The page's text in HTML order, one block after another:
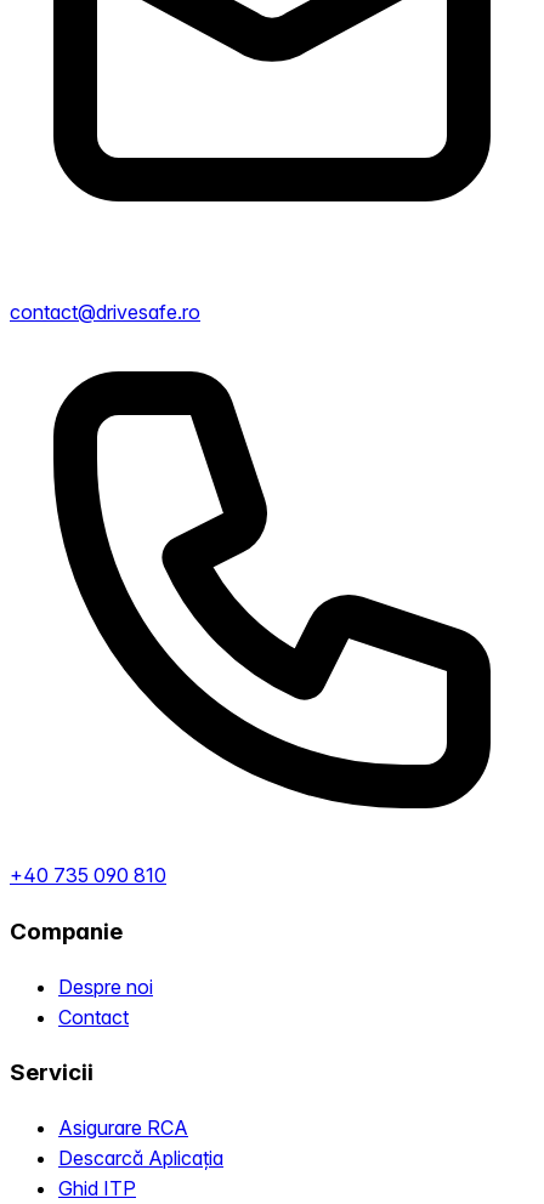
contact@drivesafe.ro
+40 735 090 810
Companie
Despre noi
Contact
Servicii
Asigurare RCA
Descarcă Aplicația
Ghid ITP